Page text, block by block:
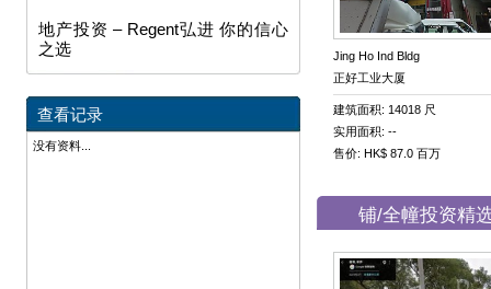
地产投资 – Regent弘进 你的信心
之选
查看记录
没有资料...
Jing Ho Ind Bldg
正好工业大厦
建筑面积: 14018 尺
实用面积: --
售价: HK$ 87.0 百万
铺/全幢投资精